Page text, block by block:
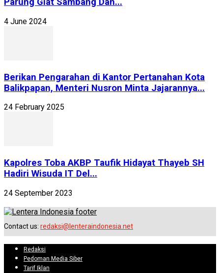
4 June 2024
Berikan Pengarahan di Kantor Pertanahan Kota
Balikpapan, Menteri Nusron Minta Jajarannya...
24 February 2025
Kapolres Toba AKBP Taufik Hidayat Thayeb SH
Hadiri Wisuda IT Del...
24 September 2023
Contact us: redaksi@lenteraindonesia.net
Redaksi
Pedoman Media Siber
Tarif Iklan